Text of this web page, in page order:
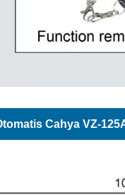
Cahya VZ-